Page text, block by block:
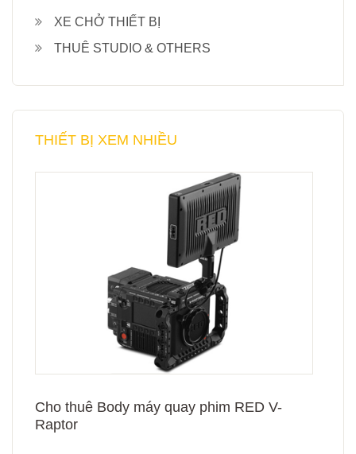
XE CHỞ THIẾT BỊ
THUÊ STUDIO & OTHERS
THIẾT BỊ XEM NHIỀU
Cho thuê Body máy quay phim RED V-
Raptor